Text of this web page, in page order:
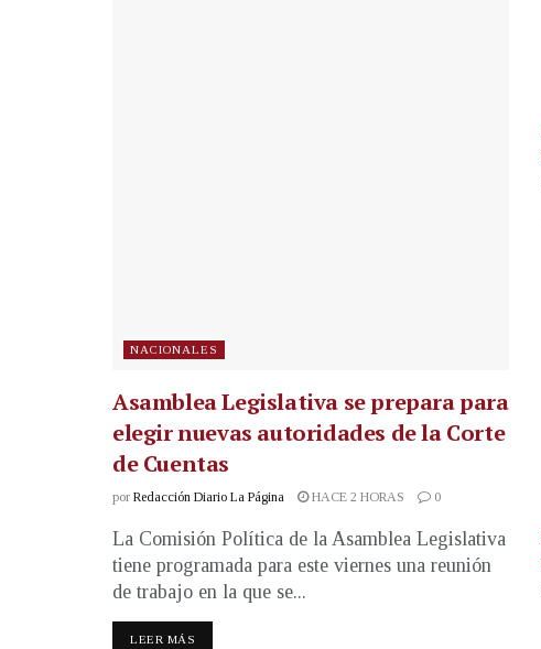
NACIONALES
Asamblea Legislativa se prepara para
elegir nuevas autoridades de la Corte
de Cuentas
por Redacción Diario La Página HACE 2 HORAS 0
La Comisión Política de la Asamblea Legislativa
tiene programada para este viernes una reunión
de trabajo en la que se...
LEER MÁS